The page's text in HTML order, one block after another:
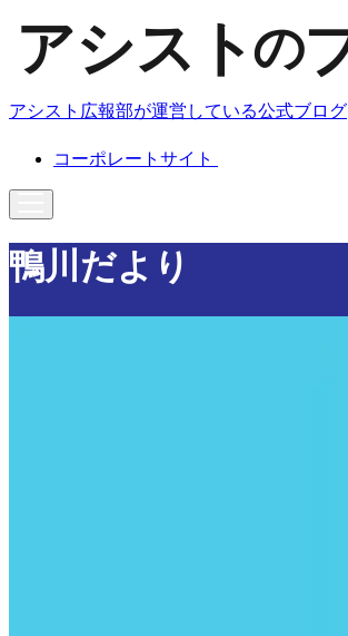
アシスト広報部が運営している公式ブログ
コーポレートサイト
鴨川だより